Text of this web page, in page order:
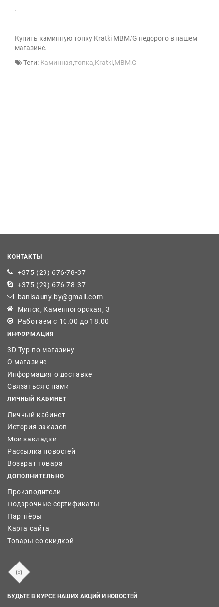
.
Купить каминную топку Kratki MBM/G недорого в нашем
магазине.
Теги: Каминная,топка,Kratki,MBM,G
КОНТАКТЫ
+375 (29) 676-78-37
+375 (29) 676-78-37
banisauny.by@gmail.com
Минск, Каменногорская, 3
Работаем с 10.00 до 18.00
ИНФОРМАЦИЯ
3D Тур по магазину
О магазине
Информация о доставке
Связаться с нами
ЛИЧНЫЙ КАБИНЕТ
Личный кабинет
История заказов
Мои закладки
Рассылка новостей
Возврат товара
ДОПОЛНИТЕЛЬНО
Производители
Подарочные сертификаты
Партнёры
Карта сайта
Товары со скидкой
БУДЬТЕ В КУРСЕ НАШИХ АКЦИЙ И НОВОСТЕЙ